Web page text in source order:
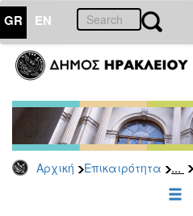
GR EN
Αρχική Επικαιρότητα ...
ΕΠΙΚΑΙΡΟΤΗΤΑ
Τύπου
Αρχείο
2026
2025